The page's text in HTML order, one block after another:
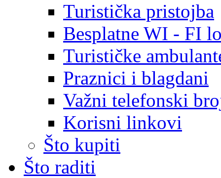
Turistička pristojba
Besplatne WI - FI
Turističke
Praznici i blagdani
Važni telefonski
Korisni linkovi
Što kupiti
Što raditi